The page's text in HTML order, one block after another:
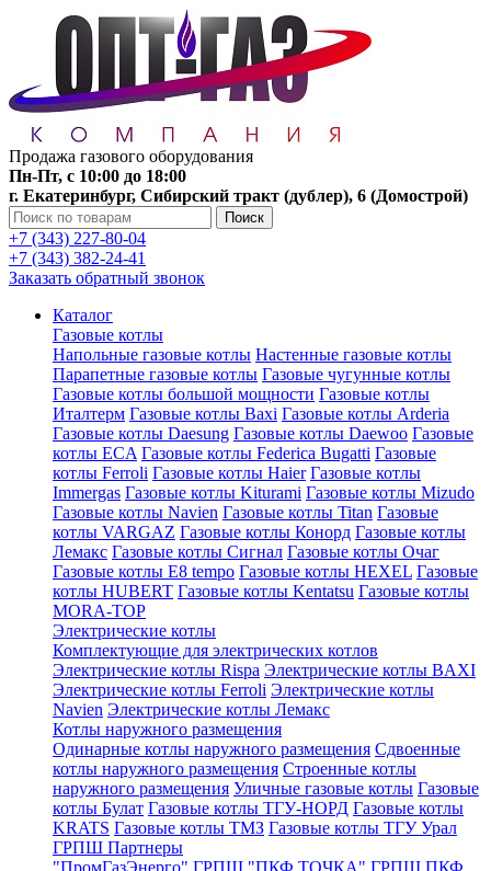
Продажа газового оборудования
Пн-Пт, с 10:00 до 18:00
г. Екатеринбург, Сибирский тракт (дублер), 6 (Домострой)
Поиск
+7 (343) 227-80-04
+7 (343) 382-24-41
Заказать обратный звонок
Каталог
Газовые котлы
Напольные газовые котлы Настенные газовые котлы
Парапетные газовые котлы Газовые чугунные котлы
Газовые котлы большой мощности Газовые котлы
Италтерм Газовые котлы Baxi Газовые котлы Arderia
Газовые котлы Daesung Газовые котлы Daewoo Газовые
котлы ECA Газовые котлы Federica Bugatti Газовые
котлы Ferroli Газовые котлы Haier Газовые котлы
Immergas Газовые котлы Kiturami Газовые котлы Mizudo
Газовые котлы Navien Газовые котлы Titan Газовые
котлы VARGAZ Газовые котлы Конорд Газовые котлы
Лемакс Газовые котлы Сигнал Газовые котлы Очаг
Газовые котлы E8 tempo Газовые котлы HEXEL Газовые
котлы HUBERT Газовые котлы Kentatsu Газовые котлы
MORA-TOP
Электрические котлы
Комплектующие для электрических котлов
Электрические котлы Rispa Электрические котлы BAXI
Электрические котлы Ferroli Электрические котлы
Navien Электрические котлы Лемакс
Котлы наружного размещения
Одинарные котлы наружного размещения Сдвоенные
котлы наружного размещения Строенные котлы
наружного размещения Уличные газовые котлы Газовые
котлы Булат Газовые котлы ТГУ-НОРД Газовые котлы
KRATS Газовые котлы ТМЗ Газовые котлы ТГУ Урал
ГРПШ Партнеры
"ПромГазЭнерго" ГРПШ "ПКФ ТОЧКА" ГРПШ ПКФ